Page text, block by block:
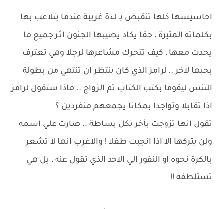
احاسيسها كلها تنقبض بـ لـذة غريبة عندما يتلاعب بها
بكلماته المثيرة ، حقا يكاد يصيبها الجنون اثـر جميع ما
يحدث معها ، كيف تتحرك مشاعرها لرجلا وهي تعترف
بحبها لاخر .. لرامز الذي كان ينتظر ان تنتهي من بطولة
التنس ليقوما بكتب الكتاب ثم الزواج .. ماذا ستقول لرامز
اذا تقابلا وتواجدا بمكانا يجمعهم منفردين ؟
تقول انها تزوجت بأخر بكل بساطة .. صارت علي اسمه
ولن يتركها الا اذا انجبت طفلا ! والاغرب انها لا تشعر
بالكرة نحوه او النفور الي الاحد الذي تقول عنه ، بل هي
تستلطفه !!